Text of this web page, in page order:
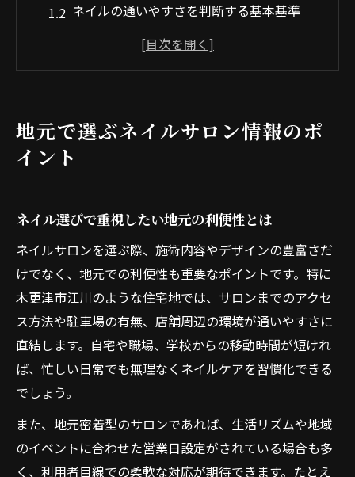
ネイルの通いやすさを判断する基本基準
サロン環境で変わるネイル体験をチェック
通いやすさ重視で探すネイルの魅力発見
ネイルの通いやすさが日常に与える影響
忙しい人でも通いやすいネイルの選び方
ネイルと生活動線を両立できるサロン条件
予約しやすいネイルサロンの特徴を知る
ネイルビクトリー利用前に知りたい情報整理
ネイル予約前に知るべき所在地のポイント
ネイルビクトリーの利用前チェックリスト
店舗の詳細情報がネイル選びを左右する理
由
地元で選ぶネイルサロン情報のポ
イント
ネイル選びで重視したい地元の利便性とは
ネイルサロンを選ぶ際、施術内容やデザインの豊富さだ
けでなく、地元での利便性も重要なポイントです。特に
木更津市江川のような住宅地では、サロンまでのアクセ
ス方法や駐車場の有無、店舗周辺の環境が通いやすさに
直結します。自宅や職場、学校からの移動時間が短けれ
ば、忙しい日常でも無理なくネイルケアを習慣化できる
でしょう。
また、地元密着型のサロンであれば、生活リズムや地域
のイベントに合わせた営業日設定がされている場合も多
く、利用者目線での柔軟な対応が期待できます。たとえ